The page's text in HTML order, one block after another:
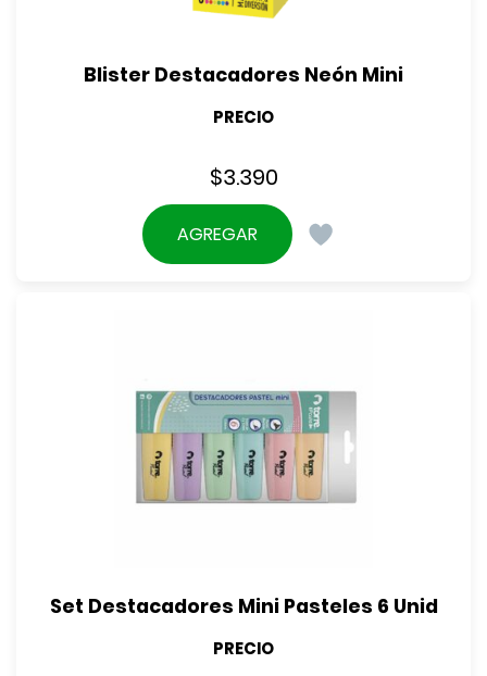
Blister Destacadores Neón Mini
PRECIO
$3.390
AGREGAR
Set Destacadores Mini Pasteles 6 Unid
PRECIO